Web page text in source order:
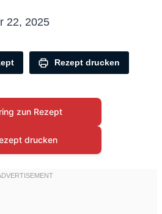
22, 2025
Rezept drucken
zun Rezept
drucken